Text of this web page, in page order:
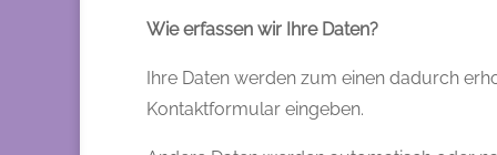
Wie erfassen wir Ihre Daten?
Ihre Daten werden zum einen dadurch
Kontaktformular eingeben.